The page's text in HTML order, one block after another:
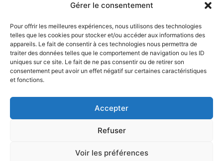
Gérer le consentement
Pour offrir les meilleures expériences, nous utilisons des technologies
telles que les cookies pour stocker et/ou accéder aux informations des
appareils. Le fait de consentir à ces technologies nous permettra de
traiter des données telles que le comportement de navigation ou les ID
uniques sur ce site. Le fait de ne pas consentir ou de retirer son
consentement peut avoir un effet négatif sur certaines caractéristiques
et fonctions.
Accepter
Refuser
Voir les préférences
© Gouvernement du Québec, 2026
Plan du site
Accès à l'information
Politique de confidentialité